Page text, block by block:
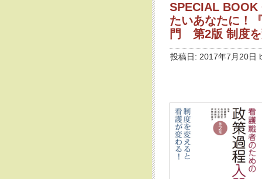
SPECIAL
たいあなたに！
門 第2版 制度を
投稿日: 2017年7月20日